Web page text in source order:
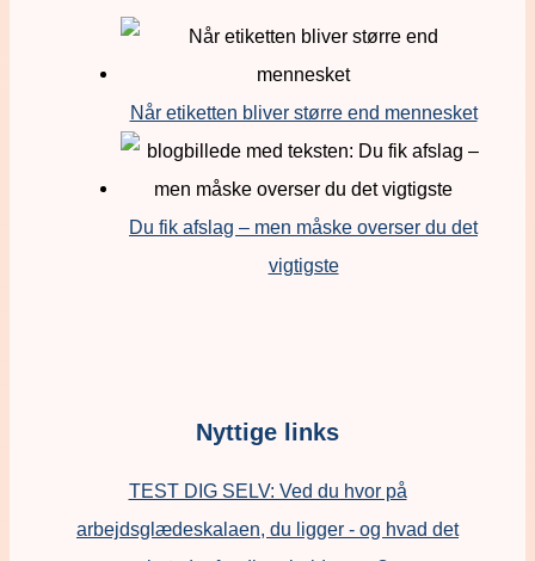
Når etiketten bliver større end mennesket
Du fik afslag – men måske overser du det
vigtigste
Nyttige links
TEST DIG SELV: Ved du hvor på
arbejdsglædeskalaen, du ligger - og hvad det